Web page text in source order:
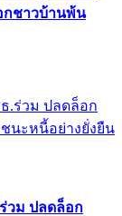
กชาวบ้านพ้น
วม ปลดล็อก